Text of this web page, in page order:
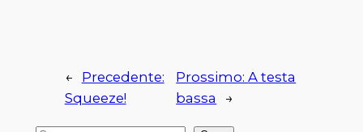
←
Precedente:
Squeeze!
Prossimo:A testa
bassa
→